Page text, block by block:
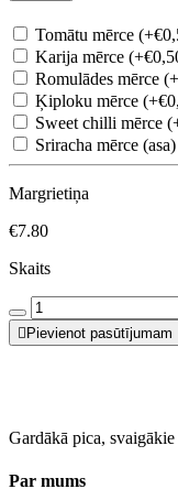
Tomātu mērce
Karija mērce
Romulādes mērce
Ķiploku mērce
Sweet chilli mērce
Sriracha mērce
Margrietiņa
€7.80
Skaits
Pievienot pasūtījumam
Gardākā pica,
Par mums